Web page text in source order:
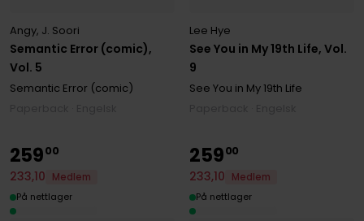
Semantic Error (comic),
Vol. 5
Angy, J. Soori
Semantic Error (comic)
See You in My 19th Life, Vol.
9
Lee Hye
See You in My 19th Life
25900
233,10
Medlem
På nettlager
25900
233,10
Medlem
På nettlager